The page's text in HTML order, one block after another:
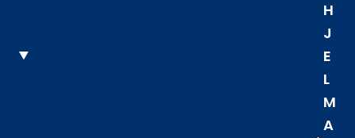
H
J
E
L
M
A